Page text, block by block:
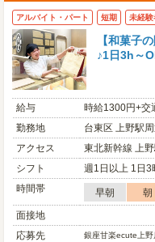
アルバイト・パート 短期 未経験
【和菓子
♪1日3h～
給与
時給1300円+交
勤務地
台東区 上野駅
アクセス
東北新幹線 上
シフト
週1日以上 1日3
時間帯
早朝 朝
面接地
応募先
銀座甘楽ecute上野